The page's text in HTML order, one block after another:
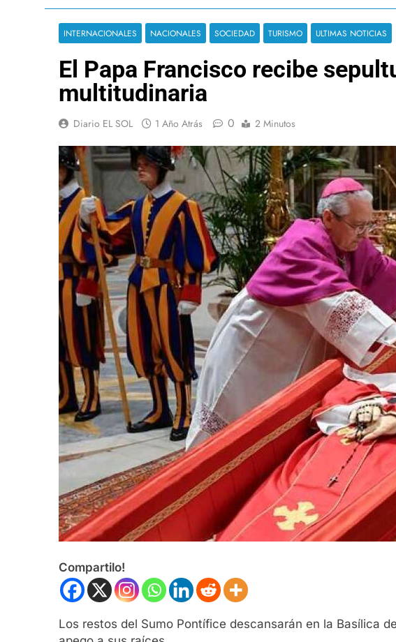
INTERNACIONALES NACIONALES SOCIEDAD TURISMO ULTIMAS NOTICIAS
El Papa Francisco recibe
multitudinaria
Diario EL SOL 1 Año Atrás 0 2 Minutos
Compartilo!
Los restos del Sumo Pontífice descansarán en la Basílica